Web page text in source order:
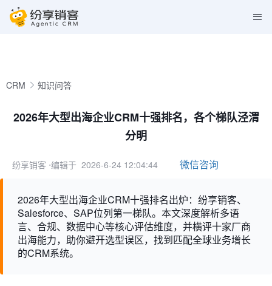
CRM 知识问答
2026年大型出海企业CRM十强排名，各个梯队泾渭
分明
纷享销客 ⋅编辑于 2026-6-24 12:04:44 微信咨询
2026年大型出海企业CRM十强排名出炉：纷享销客、
Salesforce、SAP位列第一梯队。本文深度解析多语
言、合规、数据中心等核心评估维度，并横评十家厂商
出海能力，助你避开选型误区，找到匹配全球业务增长
的CRM系统。